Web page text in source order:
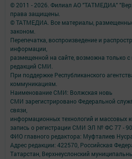
© 2011 - 2026. Филиал АО "ТАТМЕДИА"
права защищены.
© ТАТМЕДИА. Все материалы,
законом.
Перепечатка, воспроизведение и
информации,
размещенной на сайте, возможна только с
редакций СМИ.
При поддержке Республиканского
коммуникациям.
Наименование СМИ: Волжская новь
СМИ зарегистрировано Федеральной
связи,
информационных технологий и массовых
запись о регистрации СМИ ЭЛ № ФС 77 -
ФИО главного редактора: Муфталиев
Адрес редакции: 422570, Российская
Татарстан, Верхнеуслонский